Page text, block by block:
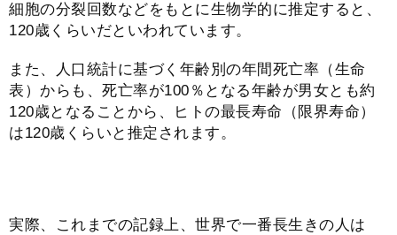
細胞の分裂回数などをもとに生物学的に推定すると、
120歳くらいだといわれています。
また、人口統計に基づく年齢別の年間死亡率（生命
表）からも、死亡率が100％となる年齢が男女とも約
120歳となることから、ヒトの最長寿命（限界寿命）
は120歳くらいと推定されます。
実際、これまでの記録上、世界で一番長生きの人は